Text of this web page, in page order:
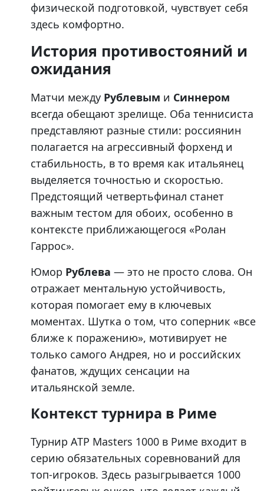
физической подготовкой, чувствует себя
здесь комфортно.
История противостояний и
ожидания
Матчи между Рублевым и Синнером
всегда обещают зрелище. Оба теннисиста
представляют разные стили: россиянин
полагается на агрессивный форхенд и
стабильность, в то время как итальянец
выделяется точностью и скоростью.
Предстоящий четвертьфинал станет
важным тестом для обоих, особенно в
контексте приближающегося «Ролан
Гаррос».
Юмор Рублева — это не просто слова. Он
отражает ментальную устойчивость,
которая помогает ему в ключевых
моментах. Шутка о том, что соперник «все
ближе к поражению», мотивирует не
только самого Андрея, но и российских
фанатов, ждущих сенсации на
итальянской земле.
Контекст турнира в Риме
Турнир ATP Masters 1000 в Риме входит в
серию обязательных соревнований для
топ-игроков. Здесь разыгрывается 1000